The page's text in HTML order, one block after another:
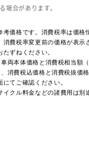
場合があります。
価格です。消費税率は価格
費税率変更前の価格が表示
ずねください。
両本体価格と消費税相当額
消費税込価格と消費税抜価
てご確認ください。
クル料金などの諸費用は別